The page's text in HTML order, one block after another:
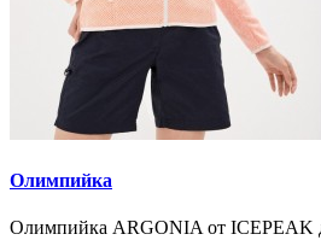
Олимпийка
Олимпийка ARGONIA от ICEPEAK